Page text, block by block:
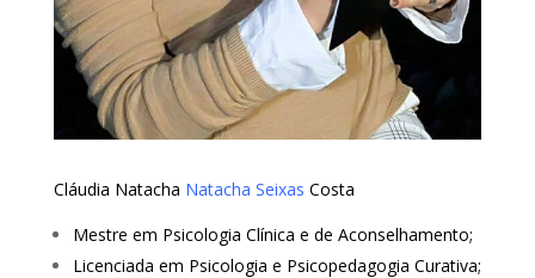
Cláudia Natacha Natacha Seixas Costa
Mestre em Psicologia Clínica e de Aconselhamento;
Licenciada em Psicologia e Psicopedagogia Curativa;